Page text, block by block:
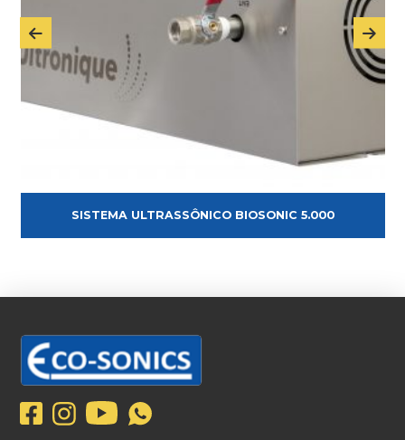
SISTEMA ULTRASSÔNICO BIOSONIC 5.000